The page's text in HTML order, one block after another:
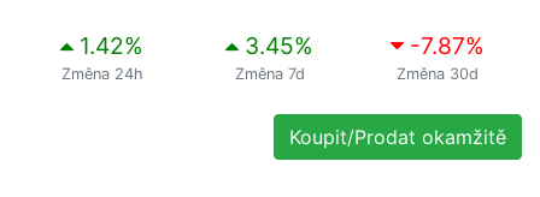
1.42%
Změna 24h
3.45%
Změna 7d
-7.87%
Změna 30d
Koupit/Prodat okamžitě